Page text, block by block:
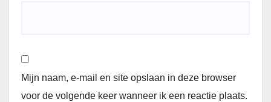
Mijn naam, e-mail en site opslaan in deze browser
voor de volgende keer wanneer ik een reactie plaats.